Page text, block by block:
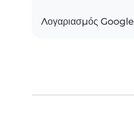
Λογαριασμός Google